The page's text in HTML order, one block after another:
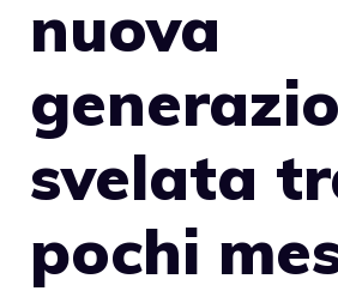
nuova
svelata
pochi